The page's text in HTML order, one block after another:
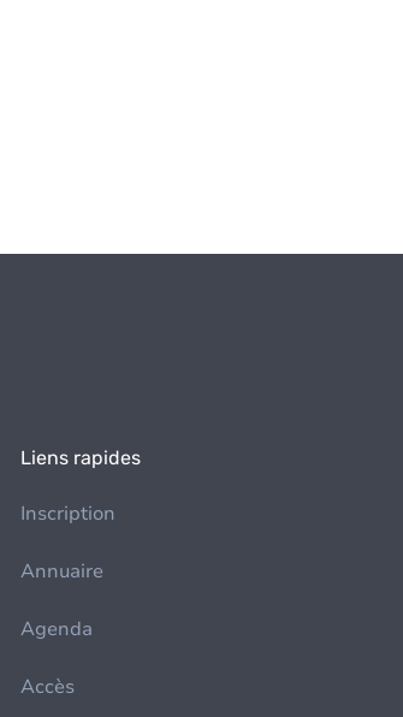
Liens rapides
Inscription
Annuaire
Agenda
Accès